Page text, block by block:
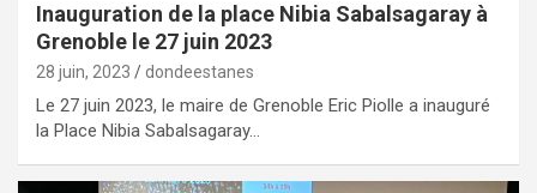
Inauguration de la place Nibia Sabalsagaray à
Grenoble le 27 juin 2023
28 juin, 2023 dondeestanes
Le 27 juin 2023, le maire de Grenoble Eric Piolle a inauguré
la Place Nibia Sabalsagaray…